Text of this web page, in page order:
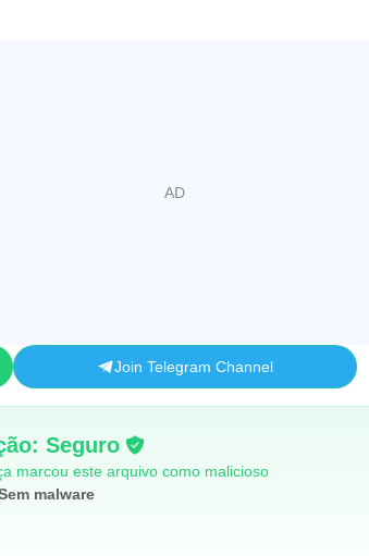
Join Telegram Channel
Seguro
marcou este arquivo como malicioso
malware